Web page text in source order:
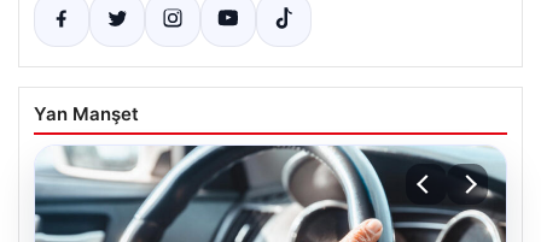
Yan Manşet